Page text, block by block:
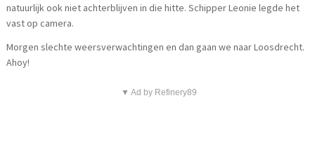
natuurlijk ook niet achterblijven in die hitte. Schipper Leonie legde het
vast op camera.
Morgen slechte weersverwachtingen en dan gaan we naar Loosdrecht.
Ahoy!
▼ Ad by Refinery89